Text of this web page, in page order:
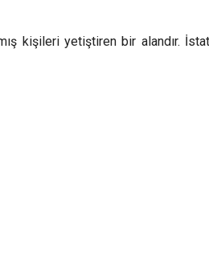
kişileri yetiştiren bir alandır.